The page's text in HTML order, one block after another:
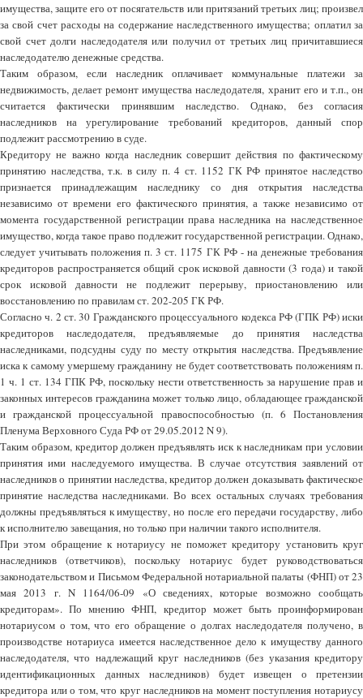
имущества, защите его от посягательств или притязаний третьих лиц; произвел
за свой счет расходы на содержание наследственного имущества; оплатил за
свой счет долги наследодателя или получил от третьих лиц причитавшиеся
наследодателю денежные средства.
Таким образом, если наследник оплачивает коммунальные платежи за
недвижимость, делает ремонт имущества наследодателя, хранит его и т.п., он
считается фактически принявшим наследство. Однако, без согласия
наследников на урегулирование требований кредиторов, данный спор
подлежит рассмотрению в суде.
Кредитору не важно когда наследник совершит действия по фактическому
принятию наследства, т.к. в силу п. 4 ст. 1152 ГК РФ принятое наследство
признается принадлежащим наследнику со дня открытия наследства
независимо от времени его фактического принятия, а также независимо от
момента государственной регистрации права наследника на наследственное
имущество, когда такое право подлежит государственной регистрации. Однако,
следует учитывать положения п. 3 ст. 1175 ГК РФ - на денежные требования
кредиторов распространяется общий срок исковой давности (3 года) и такой
срок исковой давности не подлежит перерыву, приостановлению или
восстановлению по правилам ст. 202-205 ГК РФ.
Согласно ч. 2 ст. 30 Гражданского процессуального кодекса РФ (ГПК РФ) иски
кредиторов наследодателя, предъявляемые до принятия наследства
наследниками, подсудны суду по месту открытия наследства. Предъявление
иска к самому умершему гражданину не будет соответствовать положениям п.
1 ч. 1 ст. 134 ГПК РФ, поскольку нести ответственность за нарушение прав и
законных интересов гражданина может только лицо, обладающее гражданской
и гражданской процессуальной правоспособностью (п. 6 Постановления
Пленума Верховного Суда РФ от 29.05.2012 N 9).
Таким образом, кредитор должен предъявлять иск к наследникам при условии
принятия ими наследуемого имущества. В случае отсутствия заявлений от
наследников о принятии наследства, кредитор должен доказывать фактическое
принятие наследства наследниками. Во всех остальных случаях требования
должны предъявляться к имуществу, но после его передачи государству, либо
к исполнителю завещания, но только при наличии такого исполнителя.
При этом обращение к нотариусу не поможет кредитору установить круг
наследников (ответчиков), поскольку нотариус будет руководствоваться
законодательством и Письмом Федеральной нотариальной палаты (ФНП) от 23
мая 2013 г. N 1164/06-09 «О сведениях, которые возможно сообщать
кредиторам». По мнению ФНП, кредитор может быть проинформирован
нотариусом о том, что его обращение о долгах наследодателя получено, в
производстве нотариуса имеется наследственное дело к имуществу данного
наследодателя, что надлежащий круг наследников (без указания кредитору
идентификационных данных наследников) будет извещен о претензии
кредитора или о том, что круг наследников на момент поступления нотариусу